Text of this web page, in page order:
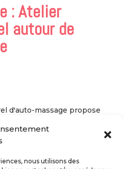
nous utilisons des
: Atelier
autour de
d'auto-massage propose
des objets du quotidien,
les zones de tensions et à